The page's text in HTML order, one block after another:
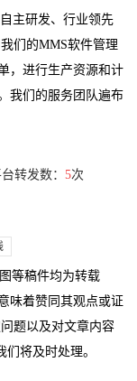
主研发、行业领先
们的MMS软件管理
，进行生产资源和计
我们的服务团队遍布
转发数： 5次
等稿件均为转载
味着赞同其观点或证
题以及对文章内容
们将及时处理。